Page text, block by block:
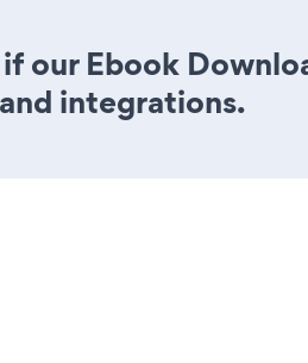
our Ebook
integrations.